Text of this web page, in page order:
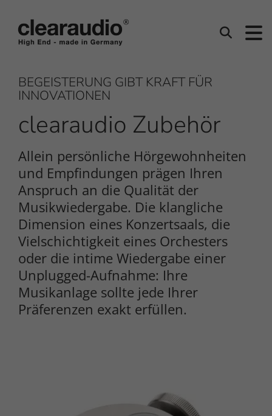
Suchen
BEGEISTERUNG GIBT KRAFT FÜR
INNOVATIONEN
clearaudio Zubehör
Allein persönliche Hörgewohnheiten
und Empfindungen prägen Ihren
Anspruch an die Qualität der
Musikwiedergabe. Die klangliche
Dimension eines Konzertsaals, die
Vielschichtigkeit eines Orchesters
oder die intime Wiedergabe einer
Unplugged-Aufnahme: Ihre
Musikanlage sollte jede Ihrer
Präferenzen exakt erfüllen.